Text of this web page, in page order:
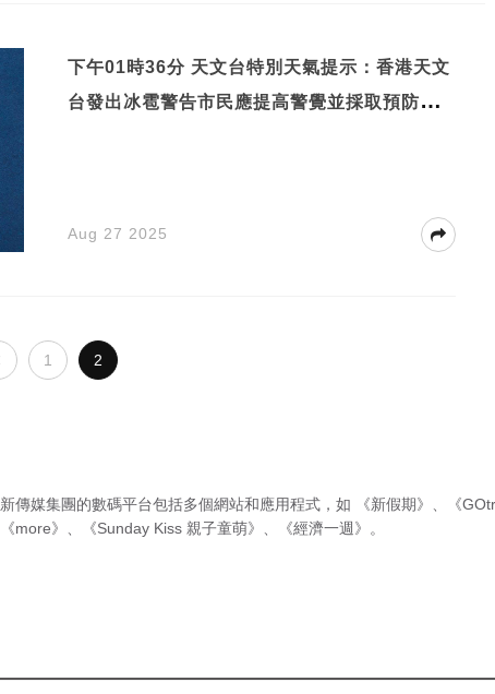
下午01時36分 天文台特別天氣提示：香港天文
台發出冰雹警告市民應提高警覺並採取預防措
Aug 27 2025
1 2
新傳媒集團的數碼平台包括多個網站和應用程式，如 《新假期》
《
《more》
《Sunday Kiss 親子童萌》 《經濟一週》 。